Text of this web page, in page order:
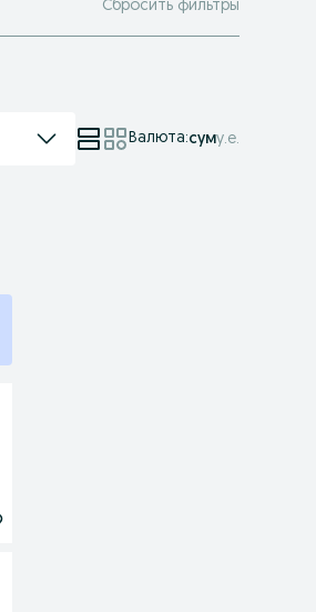
Сбросить фильтры
Валюта:суму.е.